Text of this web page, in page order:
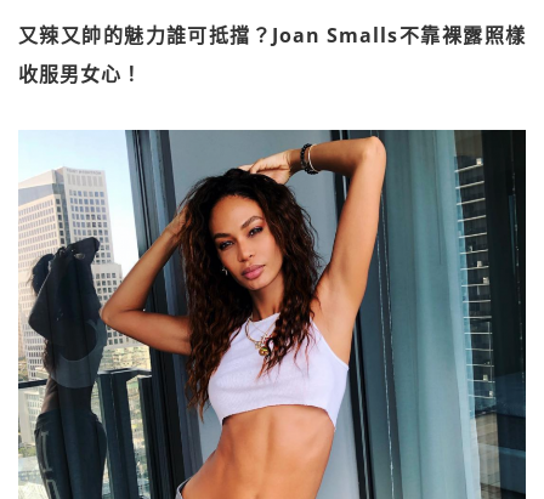
又辣又帥的魅力誰可抵擋？Joan Smalls不靠裸露照樣
收服男女心！